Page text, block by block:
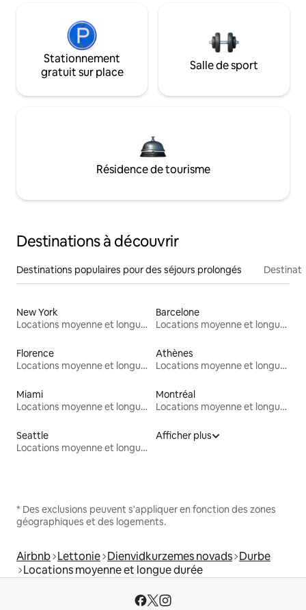
Stationnement
gratuit sur place
Salle de sport
Résidence de tourisme
Destinations à découvrir
Destinations populaires pour des séjours prolongés
New York
Locations moyenne et longue durée
Barcelone
Locations moyenne et longue durée
Florence
Locations moyenne et longue durée
Athènes
Locations moyenne et longue durée
Miami
Locations moyenne et longue durée
Montréal
Locations moyenne et longue durée
Seattle
Locations moyenne et longue durée
Afficher plus
* Des exclusions peuvent s'appliquer en fonction des zones
géographiques et des logements.
Airbnb Lettonie Dienvidkurzemes novads Durbe
Locations moyenne et longue durée